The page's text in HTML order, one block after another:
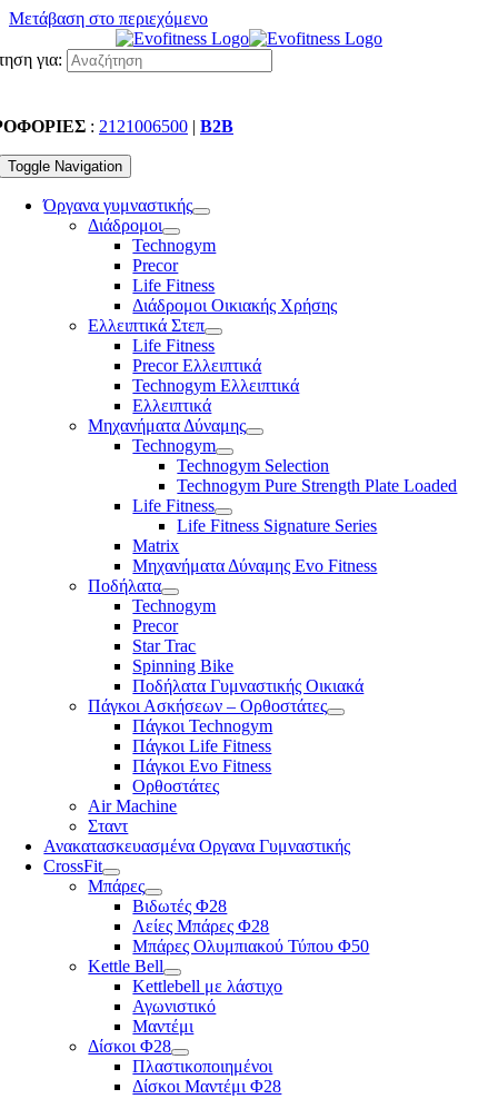
Μετάβαση στο περιεχόμενο
για:
: 2121006500 | B2B
Toggle Navigation
Όργανα γυμναστικής
Διάδρομοι
Technogym
Precor
Life Fitness
Διάδρομοι Οικιακής Χρήσης
Ελλειπτικά Στεπ
Life Fitness
Precor Ελλειπτικά
Technogym Ελλειπτικά
Ελλειπτικά
Μηχανήματα Δύναμης
Technogym
Technogym Selection
Technogym Pure Strength Plate Loaded
Life Fitness
Life Fitness Signature Series
Matrix
Μηχανήματα Δύναμης Evo Fitness
Ποδήλατα
Technogym
Precor
Star Trac
Spinning Bike
Ποδήλατα Γυμναστικής Οικιακά
Πάγκοι Ασκήσεων – Ορθοστάτες
Πάγκοι Technogym
Πάγκοι Life Fitness
Πάγκοι Evo Fitness
Ορθοστάτες
Air Machine
Σταντ
Ανακατασκευασμένα Οργανα Γυμναστικής
CrossFit
Μπάρες
Βιδωτές Φ28
Λείες Μπάρες Φ28
Μπάρες Ολυμπιακού Τύπου Φ50
Kettle Bell
Kettlebell με λάστιχο
Αγωνιστικό
Μαντέμι
Δίσκοι Φ28
Πλαστικοποιημένοι
Δίσκοι Μαντέμι Φ28